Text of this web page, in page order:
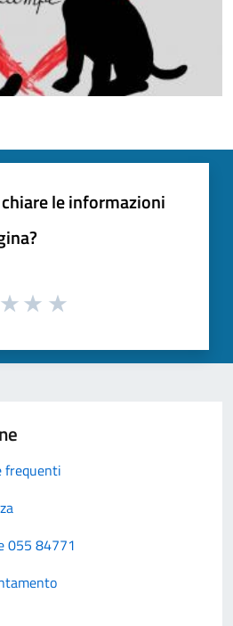
le informazioni
frequenti
055 84771